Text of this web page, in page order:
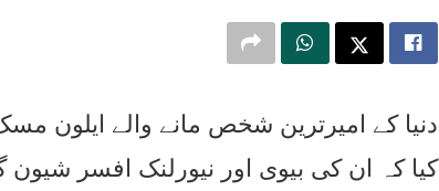
دنیا کے امیرترین شخص مانے والے ایلون
کیا کہ ان کی بیوی اور نیورلنک افسر